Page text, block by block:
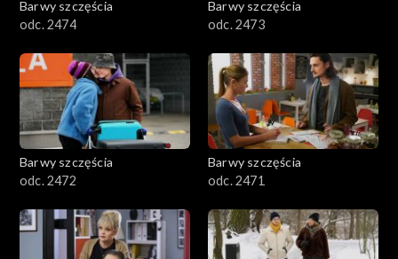
Barwy szczęścia
odc. 2474
Barwy szczęścia
odc. 2473
Barwy szczęścia
odc. 2472
Barwy szczęścia
odc. 2471